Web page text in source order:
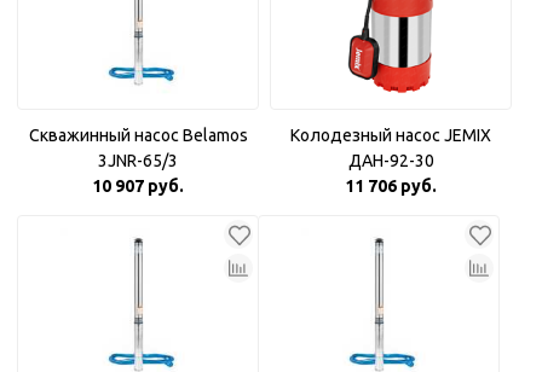
Скважинный насос Belamos
3JNR-65/3
10 907 руб.
Колодезный насос JEMIX
ДАН-92-30
11 706 руб.